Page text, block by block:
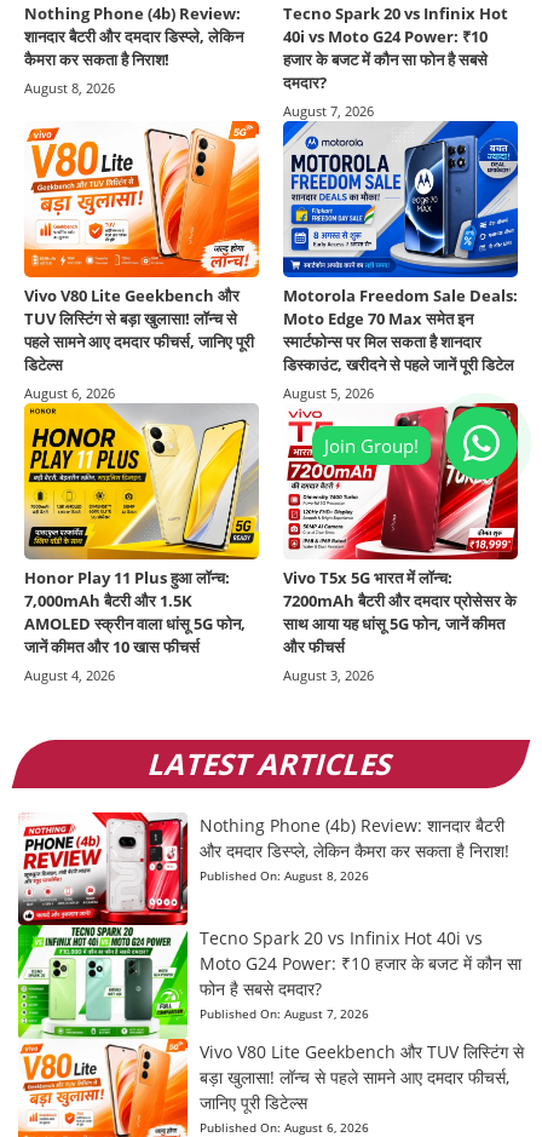
Nothing Phone (4b) Review:
शानदार बैटरी और दमदार डिस्प्ले, लेकिन
कैमरा कर सकता है निराश!
August 8, 2026
Tecno Spark 20 vs Infinix Hot
40i vs Moto G24 Power: ₹10
हजार के बजट में कौन सा फोन है सबसे
दमदार?
August 7, 2026
Vivo V80 Lite Geekbench और
TUV लिस्टिंग से बड़ा खुलासा! लॉन्च से
पहले सामने आए दमदार फीचर्स, जानिए पूरी
डिटेल्स
August 6, 2026
Motorola Freedom Sale Deals:
Moto Edge 70 Max समेत इन
स्मार्टफोन्स पर मिल सकता है शानदार
डिस्काउंट, खरीदने से पहले जानें पूरी डिटेल
August 5, 2026
Honor Play 11 Plus हुआ लॉन्च:
7,000mAh बैटरी और 1.5K
AMOLED स्क्रीन वाला धांसू 5G फोन,
जानें कीमत और 10 खास फीचर्स
August 4, 2026
Vivo T5x 5G भारत में लॉन्च:
7200mAh बैटरी और दमदार प्रोसेसर के
साथ आया यह धांसू 5G फोन, जानें कीमत
और फीचर्स
August 3, 2026
LATEST ARTICLES
Nothing Phone (4b) Review: शानदार बैटरी
और दमदार डिस्प्ले, लेकिन कैमरा कर सकता है निराश!
Published On: August 8, 2026
Tecno Spark 20 vs Infinix Hot 40i vs
Moto G24 Power: ₹10 हजार के बजट में कौन सा
फोन है सबसे दमदार?
Published On: August 7, 2026
Vivo V80 Lite Geekbench और TUV लिस्टिंग से
बड़ा खुलासा! लॉन्च से पहले सामने आए दमदार फीचर्स,
जानिए पूरी डिटेल्स
Published On: August 6, 2026